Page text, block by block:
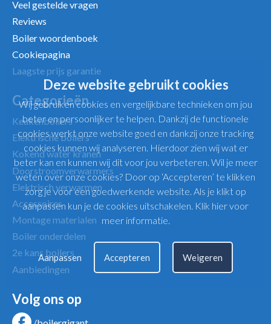
Veel gestelde vragen
Reviews
Boiler woordenboek
Cookiepagina
Laagste prijs garantie
Categorieën
Keukenboilers
Elektrische boilers
Kokend water kranen
Doorstroomverwarmers
Elektrisch verwarmen
Accessoires
Montage materialen
Boiler onderdelen
2e kans boilers
Aanbiedingen
Volg ons op
Deze website gebruikt cookies
Wij gebruiken cookies en vergelijkbare technieken om jou
beter en persoonlijker te helpen. Dankzij de functionele
cookies werkt onze website goed en dankzij onze tracking
cookies kunnen wij analyseren. Hierdoor zien wij wat er
beter kan en kunnen wij dit voor jou verbeteren. Wil je meer
weten over onze cookies? Door op ‘Accepteren’ te klikken
zorg je voor een goedwerkende website. Als je klikt op
aanpassen kun je de cookies uitschakelen. Klik hier voor
meer informatie.
Aanpassen Accepteren Weigeren